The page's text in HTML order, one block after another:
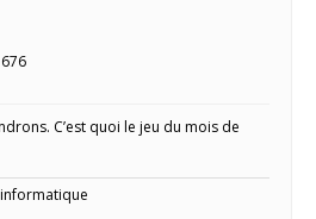
C’est quoi le jeu du mois de